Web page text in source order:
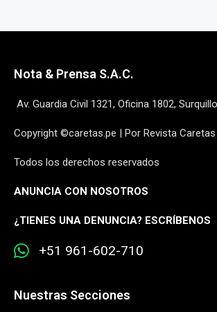
Nota & Prensa S.A.C.
Av. Guardia Civil 1321, Oficina 1802,
Copyright ©caretas.pe | Por Revista Caretas
Todos los derechos reservados
ANUNCIA CON NOSOTROS
¿TIENES UNA DENUNCIA? ESCRÍBENOS
+51 961-602-710
Nuestras Secciones